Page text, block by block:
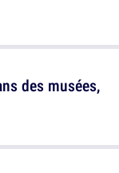
des musées,